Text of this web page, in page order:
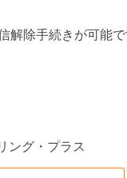
解除手続きが可能
ング・プラス